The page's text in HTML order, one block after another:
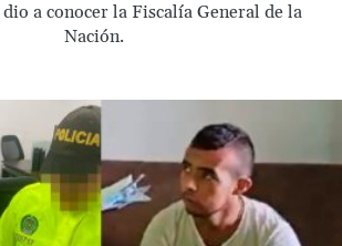
a conocer la Fiscalía General de la
Nación.